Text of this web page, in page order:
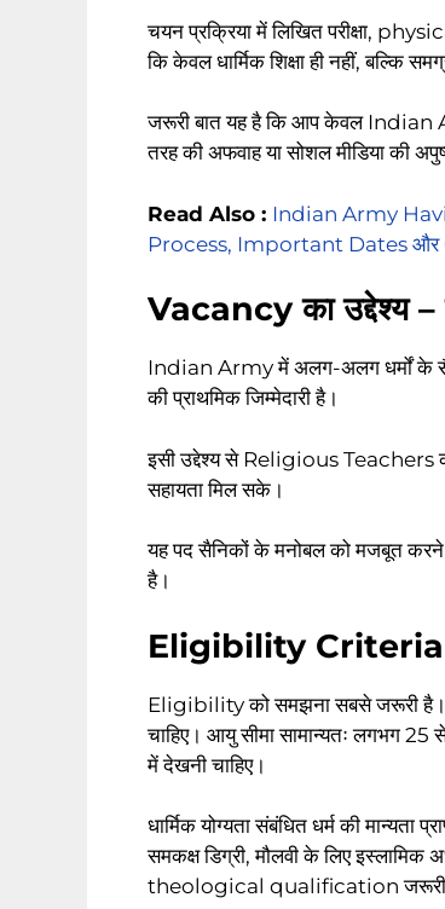
चयन प्रक्रिया में लिखित परीक्षा,
कि केवल धार्मिक शिक्षा ही नहीं, बल्कि
जरूरी बात यह है कि आप केवल Indian
तरह की अफवाह या सोशल मीडिया की
Read Also : Indian Army
Process, Important Dates
Vacancy का उद्देश्य –
Indian Army में अलग-अलग धर्मों के
की प्राथमिक जिम्मेदारी है।
इसी उद्देश्य से Religious Teachers
सहायता मिल सके।
यह पद सैनिकों के मनोबल को मजबूत करने
है।
Eligibility Criteria
Eligibility को समझना सबसे जरूरी है।
चाहिए। आयु सीमा सामान्यतः लगभग
में देखनी चाहिए।
धार्मिक योग्यता संबंधित धर्म की
समकक्ष डिग्री, मौलवी के लिए इस्लामिक
theological qualification जरूरी